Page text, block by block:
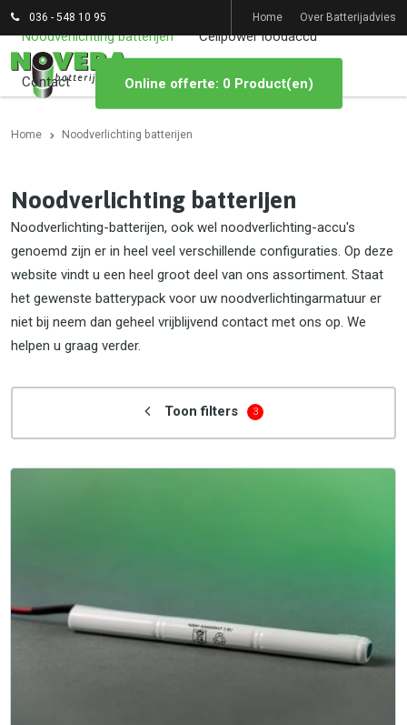
036 - 548 10 95 Home Over Batterijadvies
Noodverlichting batterijen Cellpower loodaccu
Contact Online offerte: 0 Product(en)
Home Noodverlichting batterijen
Noodverlichting batterijen
Noodverlichting-batterijen, ook wel noodverlichting-accu's
genoemd zijn er in heel veel verschillende configuraties. Op deze
website vindt u een heel groot deel van ons assortiment. Staat
het gewenste batterypack voor uw noodverlichtingarmatuur er
niet bij neem dan geheel vrijblijvend contact met ons op. We
helpen u graag verder.
Toon filters 3